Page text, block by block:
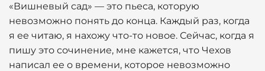
«Вишневый сад» — это пьеса, которую
невозможно понять до конца. Каждый раз, когда
я ее читаю, я нахожу что-то новое. Сейчас, когда я
пишу это сочинение, мне кажется, что Чехов
написал ее о времени, которое невозможно